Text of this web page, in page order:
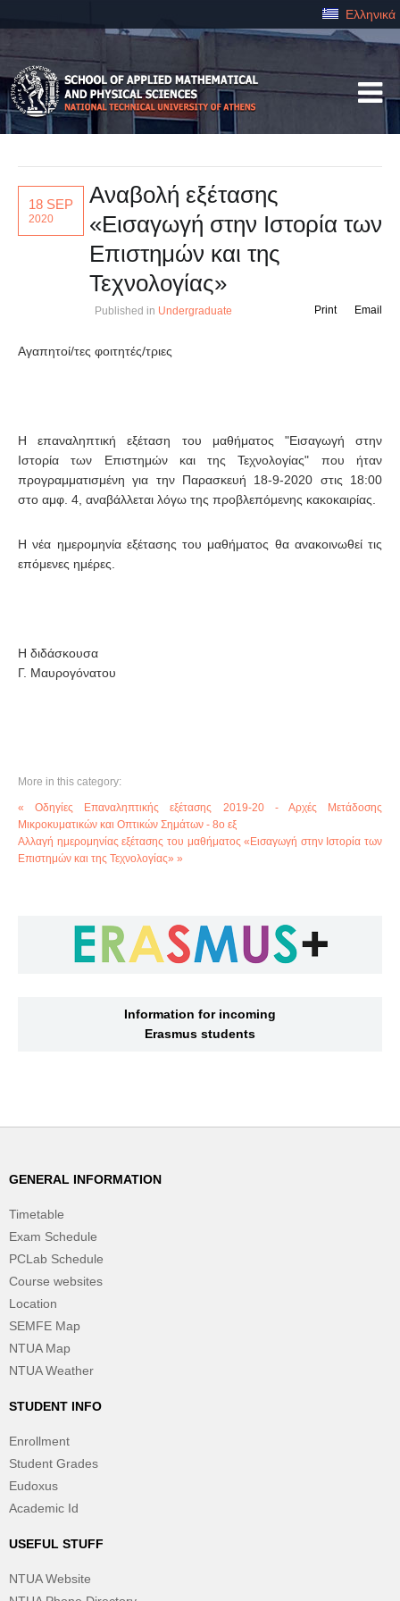
Ελληνικά
18 SEP
2020
Αναβολή εξέτασης
«Εισαγωγή στην Ιστορία των
Επιστημών και της
Τεχνολογίας»
Published in Undergraduate Email
Print
Αγαπητοί/τες φοιτητές/τριες
Η επαναληπτική εξέταση του μαθήματος "Εισαγωγή στην
Ιστορία των Επιστημών και της Τεχνολογίας" που ήταν
προγραμματισμένη για την Παρασκευή 18-9-2020 στις 18:00
στο αμφ. 4, αναβάλλεται λόγω της προβλεπόμενης κακοκαιρίας.
Η νέα ημερομηνία εξέτασης του μαθήματος θα ανακοινωθεί τις
επόμενες ημέρες.
Η διδάσκουσα
Γ. Μαυρογόνατου
More in this category:
« Οδηγίες Επαναληπτικής εξέτασης 2019-20 - Αρχές Μετάδοσης
Μικροκυματικών και Οπτικών Σημάτων - 8ο εξ
Αλλαγή ημερομηνίας εξέτασης του μαθήματος «Εισαγωγή στην Ιστορία των
Επιστημών και της Τεχνολογίας» »
Information for incoming
Erasmus students
GENERAL INFORMATION
Timetable
Exam Schedule
PCLab Schedule
Course websites
Location
SEMFE Map
NTUA Map
NTUA Weather
STUDENT INFO
Enrollment
Student Grades
Eudoxus
Academic Id
USEFUL STUFF
NTUA Website